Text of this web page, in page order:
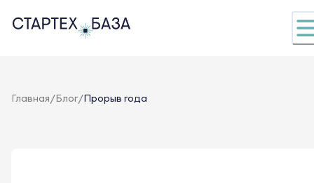
Главная/Блог/Прорыв года